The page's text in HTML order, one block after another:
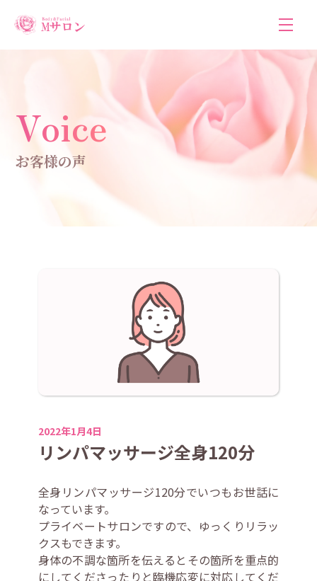
Voice
お客様の声
2022年1月4日
リンパマッサージ全身120分
全身リンパマッサージ120分でいつもお世話に
なっています。
プライベートサロンですので、ゆっくりリラッ
クスもできます。
身体の不調な箇所を伝えるとその箇所を重点的
にしてくださったりと臨機応変に対応してくだ